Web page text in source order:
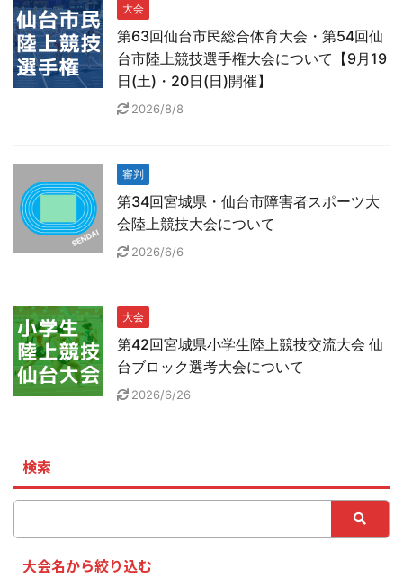
大会
第63回仙台市民総合体育大会・第54回仙
台市陸上競技選手権大会について【9月19
日(土)・20日(日)開催】
2026/8/8
審判
第34回宮城県・仙台市障害者スポーツ大
会陸上競技大会について
2026/6/6
大会
第42回宮城県小学生陸上競技交流大会 仙
台ブロック選考大会について
2026/6/26
検索
大会名から絞り込む